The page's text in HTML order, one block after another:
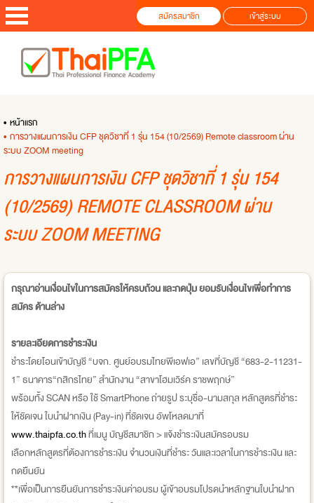
สมัครสมาชิก เข้าสู่ระบบ
• หน้าแรก
• การวางแผนการเงิน CFP ชุดวิชาที่ 1 รุ่น 154 (10/2569) Remote classroom ผ่าน
ระบบ ZOOM meeting
การวางแผนการเงิน CFP ชุดวิชาที่ 1 รุ่น 154
(10/2569) REMOTE CLASSROOM ผ่าน
ระบบ ZOOM MEETING
กรุณาอ่านเงื่อนไขในการสมัครให้ครบถ้วน และกดปุ่ม ยอมรับเงื่อนไขเพื่อทำการ
สมัคร ด้านล่าง
รายละเอียดการชำระเงิน
ชำระโดยโอนเข้าบัญชี “บจก. ศูนย์อบรมไทยพีเอฟเอ” เลขที่บัญชี “683-2-11231-
1” ธนาคาร“กสิกรไทย” สำนักงาน “สาขาโฮมเวิร์ค ราชพฤกษ์”
พร้อมทั้ง SCAN หรือ ใช้ SmartPhone ถ่ายรูป ระบุชื่อ-นามสกุล หลักสูตรที่ชำระ
ให้ชัดเจน ใบนำฝากเงิน (Pay-in) ที่ชัดเจน อัพโหลดมาที่
www.thaipfa.co.thที่เมนู บัญชีสมาชิก > แจ้งชำระเงินสมัครอบรม
เลือกหลักสูตรที่ต้องการชำระเงิน จำนวนเงินที่ชำระ วันและเวลาในการชำระเงิน และ
กดยืนยัน
**เพื่อเป็นการยืนยันการชำระเงินค่าอบรม ผู้เข้าอบรมโปรดนำหลักฐานใบนำฝาก